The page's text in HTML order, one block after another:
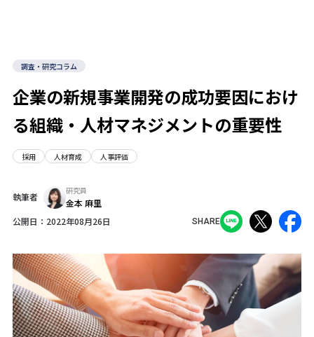
調査・研究コラム
企業の新規事業開発の成功要因におけ
る組織・人材マネジメントの重要性
採用 人材育成 人事評価
公開日： 2022年08月26日 SHARE
執筆者
研究員
金本 麻里